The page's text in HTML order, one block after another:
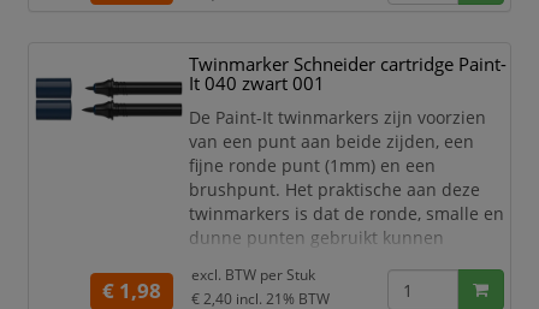
aantrekkelijke spiegeleffect. De Chrome
marker is geschikt voor vele
Twinmarker Schneider cartridge Paint-
It 040 zwart 001
De Paint-It twinmarkers zijn voorzien
van een punt aan beide zijden, een
fijne ronde punt (1mm) en een
brushpunt. Het praktische aan deze
twinmarkers is dat de ronde, smalle en
dunne punten gebruikt kunnen
dikkere punten gebruikt kunnen
€ 1,98
excl. BTW per Stuk
€ 2,40 incl. 21% BTW